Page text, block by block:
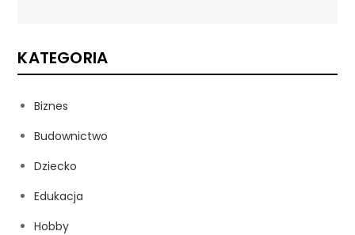
KATEGORIA
Biznes
Budownictwo
Dziecko
Edukacja
Hobby